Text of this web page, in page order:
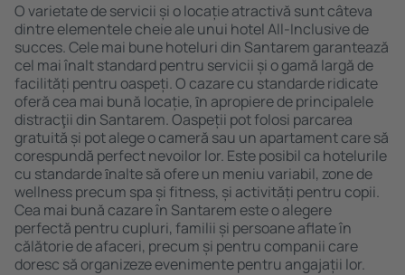
O varietate de servicii și o locație atractivă sunt câteva
dintre elementele cheie ale unui hotel All-Inclusive de
succes. Cele mai bune hoteluri din Santarem garantează
cel mai înalt standard pentru servicii și o gamă largă de
facilități pentru oaspeți. O cazare cu standarde ridicate
oferă cea mai bună locație, ȋn apropiere de principalele
distracţii din Santarem. Oaspeții pot folosi parcarea
gratuită și pot alege o cameră sau un apartament care să
corespundă perfect nevoilor lor. Este posibil ca hotelurile
cu standarde ȋnalte să ofere un meniu variabil, zone de
wellness precum spa și fitness, și activități pentru copii.
Cea mai bună cazare în Santarem este o alegere
perfectă pentru cupluri, familii și persoane aflate în
călătorie de afaceri, precum și pentru companii care
doresc să organizeze evenimente pentru angajații lor.